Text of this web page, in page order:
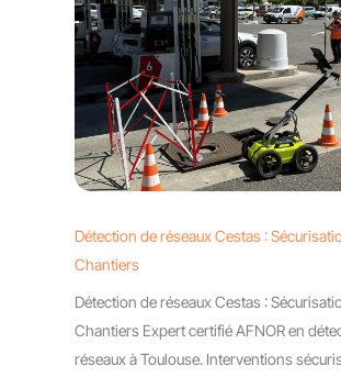
Détection de réseaux Cestas :
Chantiers
Détection de réseaux Cestas :
Chantiers Expert certifié AFNOR en
réseaux à Toulouse. Interventions